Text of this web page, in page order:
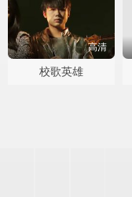
高清
校歌英雄